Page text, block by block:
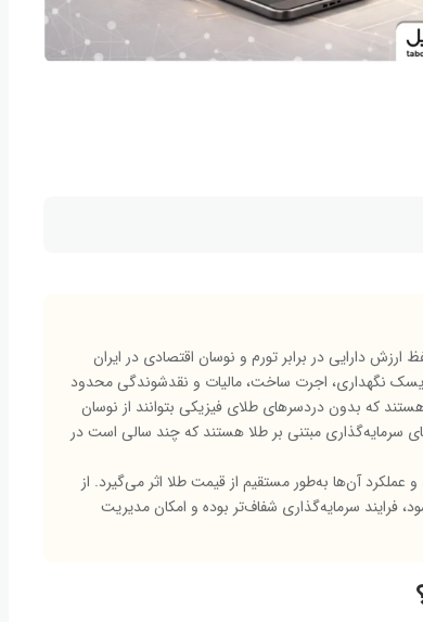
دارایی در برابر تورم و نوسان اقتصادی در ایران
نگهداری، اجرت ساخت، مالیات و نقدشوندگی محدود
که بدون دردسرهای طلای فیزیکی بتوانند از نوسان
سرمایه‌گذاری مبتنی‌ بر طلا هستند که چند سالی است در
آن‌ها به‌طور مستقیم از قیمت طلا اثر می‌گیرد. از
فرایند سرمایه‌گذاری شفاف‌تر بوده و امکان مدیریت